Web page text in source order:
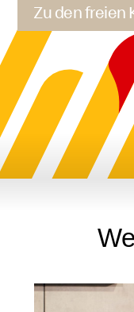
Zu den freien